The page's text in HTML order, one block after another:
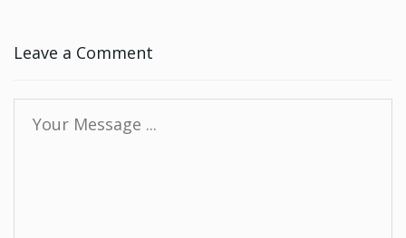
Leave a Comment